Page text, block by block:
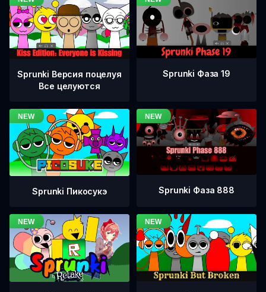
Sprunki Версия поцелуя
Все целуются
Sprunki Фаза 19
Sprunki Пикосукэ Sprunki Фаза 888